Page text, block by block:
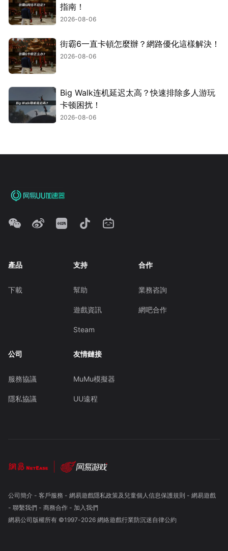
指南！
2026-08-06
街霸6一直卡頓怎麼辦？網路優化這樣解決！
2026-08-06
Big Walk连机延迟太高？快速排除多人游玩
卡顿困扰！
2026-08-06
產品
下載
支持
幫助
遊戲資訊
Steam
合作
業務咨詢
網吧合作
公司
服務協議
隱私協議
友情鏈接
MuMu模擬器
UU遠程
公司簡介- 客戶服務 - 網易遊戲隱私政策及兒童個人信息保護規則 - 網易遊戲
- 聯繫我們- 商務合作- 加入我們
網易公司版權所有 ©1997-2026 網絡遊戲行業防沉迷自律公約